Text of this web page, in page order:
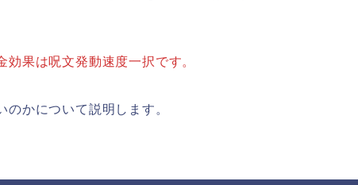
果は呪文発動速度一択です。
かについて説明します。